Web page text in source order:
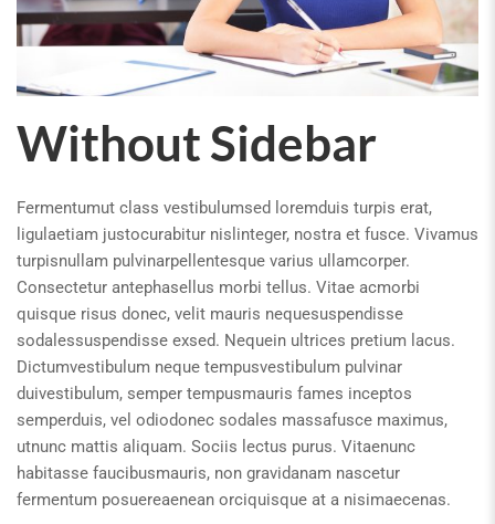
Without Sidebar
Fermentumut class vestibulumsed loremduis turpis erat,
ligulaetiam justocurabitur nislinteger, nostra et fusce. Vivamus
turpisnullam pulvinarpellentesque varius ullamcorper.
Consectetur antephasellus morbi tellus. Vitae acmorbi
quisque risus donec, velit mauris nequesuspendisse
sodalessuspendisse exsed. Nequein ultrices pretium lacus.
Dictumvestibulum neque tempusvestibulum pulvinar
duivestibulum, semper tempusmauris fames inceptos
semperduis, vel odiodonec sodales massafusce maximus,
utnunc mattis aliquam. Sociis lectus purus. Vitaenunc
habitasse faucibusmauris, non gravidanam nascetur
fermentum posuereaenean orciquisque at a nisimaecenas.